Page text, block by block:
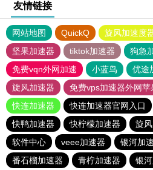
友情链接
网站地图 QuickQ 旋风加速度
坚果加速器
tiktok加速器
狗急
免费vqn外网加速
小蓝鸟 优途
旋风加速器
免费vps加速器外网苹
快连加速器
快连加速器官网入口
快鸭加速器
快柠檬加速器 旋
软件中心
veee加速器 银河加
番石榴加速器
青柠加速器 银